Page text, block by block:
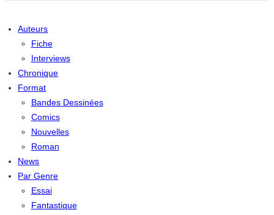
Auteurs
Fiche
Interviews
Chronique
Format
Bandes Dessinées
Comics
Nouvelles
Roman
News
Par Genre
Essai
Fantastique